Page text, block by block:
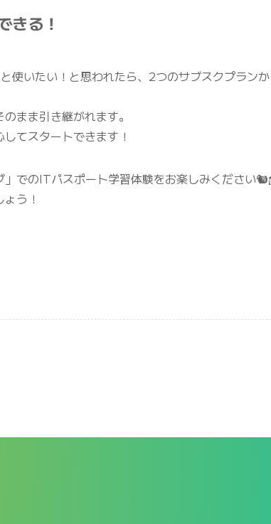
きる！
使いたい！と思われたら、2つのサブスクプラン
まま引き継がれます。
てスタートできます！
」でのITパスポート学習体験をお楽しみください
う！